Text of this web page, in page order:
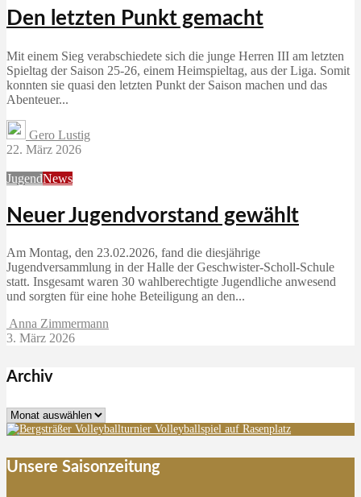
Den letzten Punkt gemacht
Mit einem Sieg verabschiedete sich die junge Herren III am letzten
Spieltag der Saison 25-26, einem Heimspieltag, aus der Liga. Somit
konnten sie quasi den letzten Punkt der Saison machen und das
Abenteuer...
Gero Lustig
22. März 2026
JugendNews
Neuer Jugendvorstand gewählt
Am Montag, den 23.02.2026, fand die diesjährige
Jugendversammlung in der Halle der Geschwister-Scholl-Schule
statt. Insgesamt waren 30 wahlberechtigte Jugendliche anwesend
und sorgten für eine hohe Beteiligung an den...
Anna Zimmermann
3. März 2026
Archiv
Archiv
Unsere Saisonzeitung